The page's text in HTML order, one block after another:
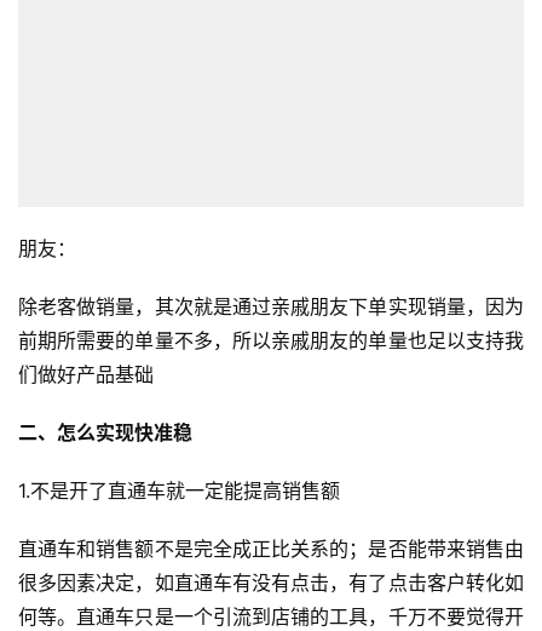
朋友：
除老客做销量，其次就是通过亲戚朋友下单实现销量，因为
前期所需要的单量不多，所以亲戚朋友的单量也足以支持我
们做好产品基础
二、怎么实现快准稳
1.不是开了直通车就一定能提高销售额
直通车和销售额不是完全成正比关系的；是否能带来销售由
很多因素决定，如直通车有没有点击，有了点击客户转化如
何等。直通车只是一个引流到店铺的工具，千万不要觉得开